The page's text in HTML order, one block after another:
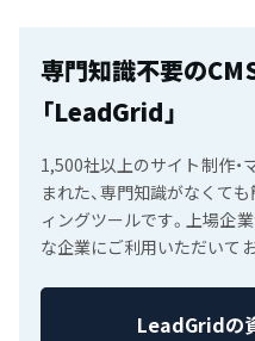
専門知識不要の
「LeadGrid」
1,500社以上のサイト制作
まれた、専門知識がなくて
ィングツールです。上場企
な企業にご利用いただいて
LeadGridの